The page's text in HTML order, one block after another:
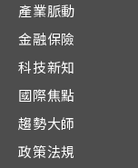
產業脈動
金融保險
科技新知
國際焦點
趨勢大師
政策法規